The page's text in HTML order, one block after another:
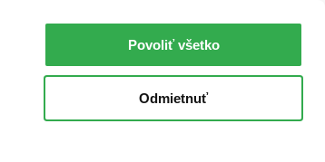
Povoliť všetko
Odmietnuť